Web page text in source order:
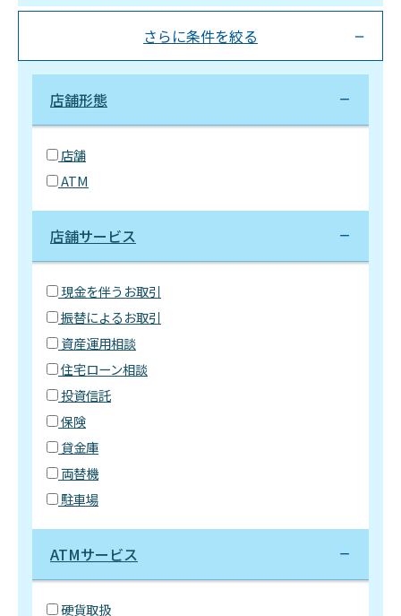
さらに条件を絞る
店舗形態
店舗
ATM
店舗サービス
現金を伴うお取引
振替によるお取引
資産運用相談
住宅ローン相談
投資信託
保険
貸金庫
両替機
駐車場
ATMサービス
硬貨取扱